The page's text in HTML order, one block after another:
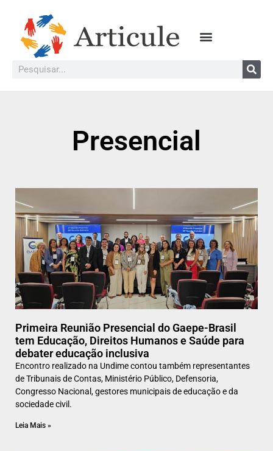
Presencial
Primeira Reunião Presencial do Gaepe-Brasil
tem Educação, Direitos Humanos e Saúde para
debater educação inclusiva
Encontro realizado na Undime contou também representantes
de Tribunais de Contas, Ministério Público, Defensoria,
Congresso Nacional, gestores municipais de educação e da
sociedade civil.
Leia Mais »